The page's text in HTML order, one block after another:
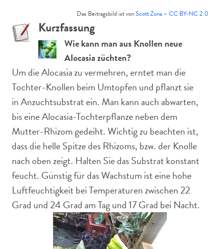
Das Beitragsbild ist vonScott Zona – CC BY-NC 2.0
Kurzfassung
Wie kann man aus Knollen neue
Alocasia züchten?
Um die Alocasia zu vermehren, erntet man die
Tochter-Knollen beim Umtopfen und pflanzt sie
in Anzuchtsubstrat ein. Man kann auch abwarten,
bis eine Alocasia-Tochterpflanze neben dem
Mutter-Rhizom gedeiht. Wichtig zu beachten ist,
dass die helle Spitze des Rhizoms, bzw. der Knolle
nach oben zeigt. Halten Sie das Substrat konstant
feucht. Günstig für das Wachstum ist eine hohe
Luftfeuchtigkeit bei Temperaturen zwischen 22
Grad und 24 Grad am Tag und 17 Grad bei Nacht.